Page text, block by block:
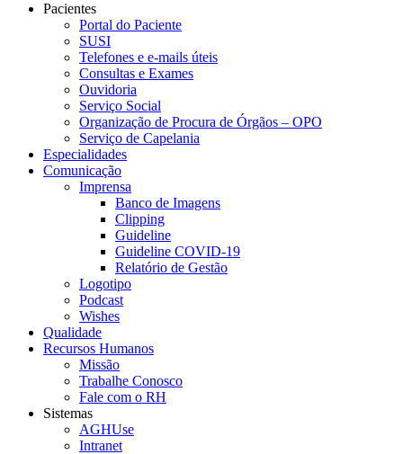
Pacientes
Portal do Paciente
SUSI
Telefones e e-mails úteis
Consultas e Exames
Ouvidoria
Serviço Social
Organização de Procura de Órgãos – OPO
Serviço de Capelania
Especialidades
Comunicação
Imprensa
Banco de Imagens
Clipping
Guideline
Guideline COVID-19
Relatório de Gestão
Logotipo
Podcast
Wishes
Qualidade
Recursos Humanos
Missão
Trabalhe Conosco
Fale com o RH
Sistemas
AGHUse
Intranet